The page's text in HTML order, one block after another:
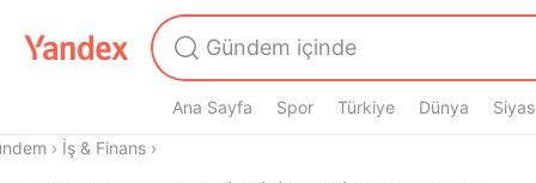
Ana Sayfa Spor Türkiye Dünya
› İş & Finans ›